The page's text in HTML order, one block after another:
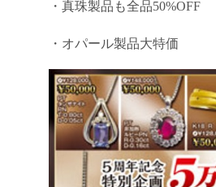
・真珠製品も全品50%OFF
・オパール製品大特価